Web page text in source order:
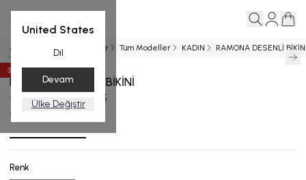
United States
Dil
Devam
Ülke Değiştir
Ana Sayfa Yeni Gelenler Tüm Modeller KADIN RAMONA DESENLİ
35 %İndirim
RAMONA DESENLİ BİKİNİ
₺ 12,999.00 ₺ 8,449.35
B.1015-25_R133_36
Renk